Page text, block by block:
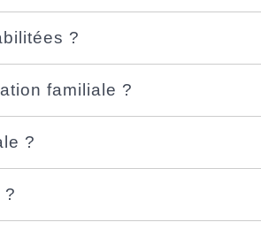
?
familiale ?
?
?